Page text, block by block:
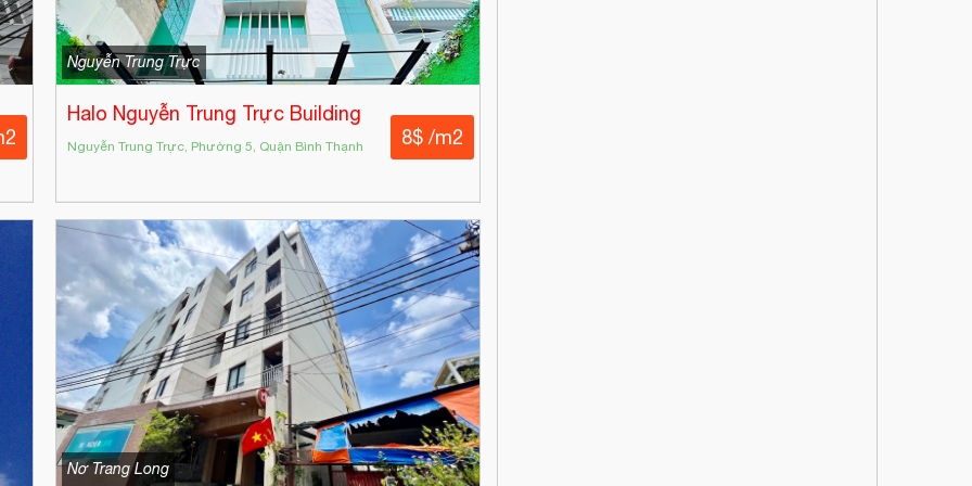
Nguyễn Trung Trực
Halo Nguyễn Trung Trực Building
Nguyễn Trung Trực, Phường 5, Quận Bình Thạnh 8$ /m2
Nơ Trang Long